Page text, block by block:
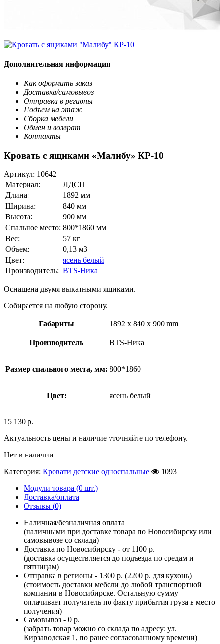
Дополнительная информация
Как оформить заказ
Доставка/самовывоз
Отправка в регионы
Подъем на этаж
Сборка мебели
Обмен и возврат
Контакты
Кровать с ящиками «Малибу» КР-10
Артикул: 10642
Материал:
ЛДСП
Длина:
1892 мм
Ширина:
840 мм
Высота:
900 мм
Спальное место: 800*1860 мм
Вес:
57 кг
Объем:
0,13 м3
Цвет:
ясень белый
Производитель: BTS-Ника
Оснащена двумя выкатными ящиками.
Собирается на любую сторону.
Габариты 1892 x 840 x 900 mm
Производитель BTS-Ника
Размер спального места, мм: 800*1860
Цвет: ясень белый
15 130 р.
Актуальность цены и наличие уточняйте по телефону.
Нет в наличии
Категория: Кровати детские односпальные
1093
Модули товара (0 шт.)
Доставка/оплата
Отзывы (0)
Наличная/безналичная оплата
(наличными при доставке товара по Новосибирску или
самовывозе со склада)
Доставка по Новосибирску - от 1100 р.
(доставка осуществляется до подъезда по средам и
пятницам)
Отправка в регионы - 1300 р. (2200 р. для кухонь)
(стоимость доставки мебели до любой транспортной
компании в Новосибирске. Остальную сумму
оплачивает получатель по факту прибытия груза в место
получения)
Самовывоз - 0 р.
(забрать товар можно со склада по адресу: ул.
Кирзаводская 1, по ранее согласованному времени)